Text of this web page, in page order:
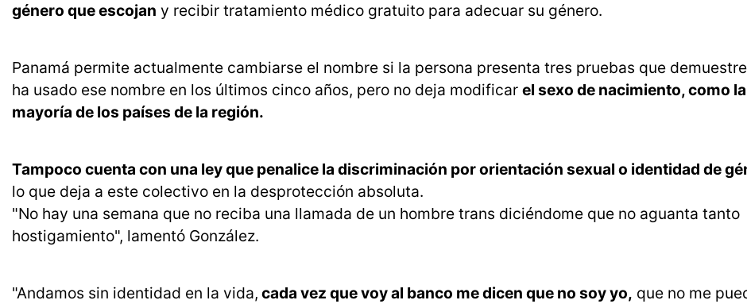
género que escojan y recibir tratamiento médico gratuito para adecuar su género.
Panamá permite actualmente cambiarse el nombre si la persona presenta tres pruebas que
ha usado ese nombre en los últimos cinco años, pero no deja modificar el sexo de nacimiento, como la
mayoría de los países de la región.
Tampoco cuenta con una ley que penalice la discriminación por orientación sexual o identidad de
lo que deja a este colectivo en la desprotección absoluta.
"No hay una semana que no reciba una llamada de un hombre trans diciéndome que no aguanta tanto
hostigamiento", lamentó González.
"Andamos sin identidad en la vida, cada vez que voy al banco me dicen que no soy yo, que no me